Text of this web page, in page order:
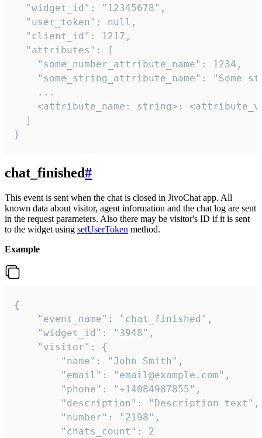
  "widget_id": "12345678",
  "user_token": null,
  "client_id": 1217,
  "attributes": [
    "some_number_attribute_name": 1234,
"some_string_attribute_name": "Some
    ...
<attribute_name: string>:
  ]
}
chat_finished#
This event is sent when the chat is closed in JivoChat app. All
known data about visitor, agent information and the chat log are sent
in the request parameters. Also there may be visitor's ID if it is sent
to the widget using setUserToken method.
Example
{
    "event_name": "chat_finished",
    "widget_id": "3948",
    "visitor": {
        "name": "John Smith",
        "email": "email@example.com",
        "phone": "+14084987855",
        "description": "Description text",
        "number": "2198",
        "chats_count": 2